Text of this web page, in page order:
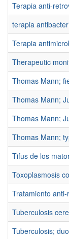
Terapia anti-
terapia
Terapia
Therapeutic
Thomas Mann;
Thomas Mann;
Thomas Mann;
Thomas Mann;
Tifus de los
Toxoplasmosis
Tratamiento
Tuberculosis
Tuberculosis;